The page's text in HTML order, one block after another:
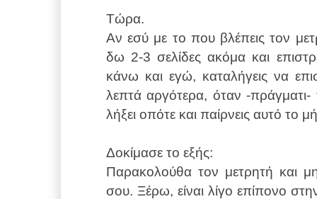
Τώρα.
Αν εσύ με το που βλέπεις τον
δω 2-3 σελίδες ακόμα και
κάνω και εγώ, καταλήγεις να
λεπτά αργότερα, όταν -
λήξει οπότε και παίρνεις αυτό το
Δοκίμασε το εξής:
Παρακολούθα τον μετρητή και
σου. Ξέρω, είναι λίγο επίπονο